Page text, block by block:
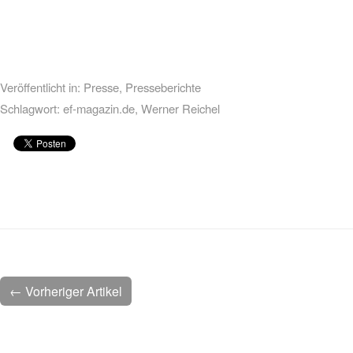
Veröffentlicht in: Presse, Presseberichte
Schlagwort: ef-magazin.de, Werner Reichel
← Vorheriger Artikel